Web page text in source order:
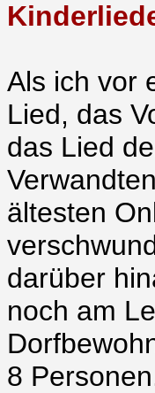
Als ich vor
Lied, das
das Lied
ältesten
darüber
noch am
8